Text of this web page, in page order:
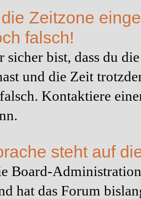
Zeitzone
falsch!
sicher bist, dass du
und die Zeit
Kontaktiere
steht auf
Board-
hat das Forum